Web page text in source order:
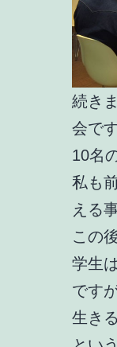
続き
会です
10名
私も
える
この
学生
です
生き